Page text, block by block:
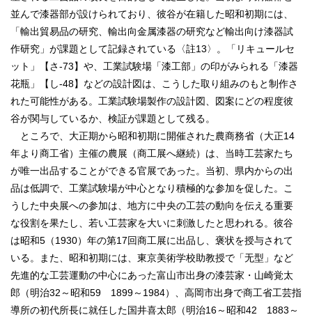
並んで漆器部が設けられており、彼谷が在籍した昭和初期には、
「輸出貿易品の研究、輸出向金属漆器の研究など輸出向け漆器試
作研究」が課題として記録されている〈註13〉。「リキュールセ
ット」【さ‐73】や、工業試験場「漆工部」の印がみられる「漆器
花瓶」【し‐48】などの設計図は、こうした取り組みのもと制作さ
れた可能性がある。工業試験場製作の設計図、図案にどの程度彼
谷が関与しているか、検証が課題として残る。
ところで、大正期から昭和初期に開催された農商務省（大正14
年より商工省）主催の農展（商工展へ継続）は、当時工芸家たち
が唯一出品することができる官展であった。当初、県内からの出
品は低調で、工業試験場が中心となり積極的な参加を促した。こ
うした中央展への参加は、地方に中央の工芸の動向を伝える重要
な役割を果たし、若い工芸家を大いに刺激したと思われる。彼谷
は昭和5（1930）年の第17回商工展に出品し、褒状を授与されて
いる。また、昭和初期には、東京美術学校助教授で「无型」など
先進的な工芸運動の中心にあった富山市出身の漆芸家・山崎覚太
郎（明治32～昭和59 1899～1984）、高岡市出身で商工省工芸指
導所の初代所長に就任した国井喜太郎（明治16～昭和42 1883～